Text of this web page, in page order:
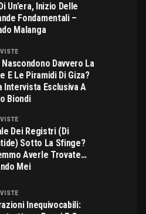
Un’era, Inizio Delle
Fondamentali –
Malanga
Nascondono Davvero La
E Le Piramidi Di Giza?
Intervista Esclusiva A
Biondi
Dei Registri (di
Sotto La Sfinge?
Averle Trovate…
Mei
Inequivocabili: